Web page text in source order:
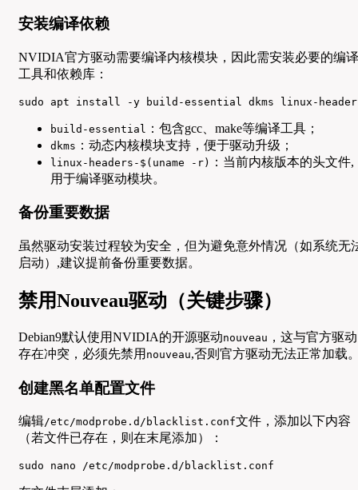
安装编译依赖
NVIDIA官方驱动需要编译内核模块，因此需安装必要的编译
工具和依赖库：
sudo apt install -y build-essential dkms linux-
build-essential ：包含gcc、make等编译工具；
dkms ：动态内核模块支持，便于驱动升级；
linux-headers-$(uname -r)
：当前内核版本的头文件,
用于编译驱动模块。
备份重要数据
虽然驱动安装过程较为安全，但为避免意外情况（如系统无
启动）,建议提前备份重要数据。
禁用Nouveau驱动（关键步骤）
Debian9默认使用NVIDIA的开源驱动nouveau ，这与官方驱动
存在冲突，必须先禁用 nouveau,否则官方驱动无法正常加载
创建黑名单配置文件
编辑/etc/modprobe.d/blacklist.conf文件，添加以下内容
（若文件已存在，则在末尾添加）：
sudo nano /etc/modprobe.d/blacklist.conf